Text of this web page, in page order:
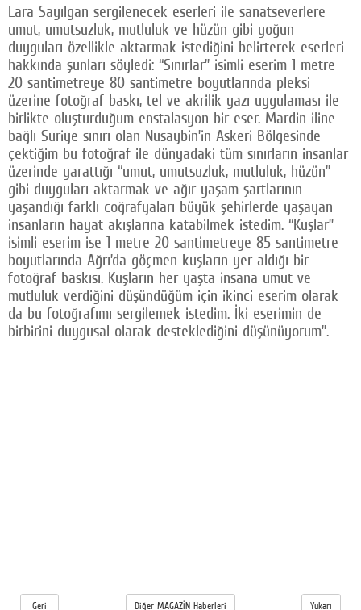
Lara Sayılgan sergilenecek eserleri ile sanatseverlere
umut, umutsuzluk, mutluluk ve hüzün gibi yoğun
duyguları özellikle aktarmak istediğini belirterek eserleri
hakkında şunları söyledi: “Sınırlar” isimli eserim 1 metre
20 santimetreye 80 santimetre boyutlarında pleksi
üzerine fotoğraf baskı, tel ve akrilik yazı uygulaması ile
birlikte oluşturduğum enstalasyon bir eser. Mardin iline
bağlı Suriye sınırı olan Nusaybin’in Askeri Bölgesinde
çektiğim bu fotoğraf ile dünyadaki tüm sınırların insanlar
üzerinde yarattığı “umut, umutsuzluk, mutluluk, hüzün”
gibi duyguları aktarmak ve ağır yaşam şartlarının
yaşandığı farklı coğrafyaları büyük şehirlerde yaşayan
insanların hayat akışlarına katabilmek istedim. “Kuşlar”
isimli eserim ise 1 metre 20 santimetreye 85 santimetre
boyutlarında Ağrı’da göçmen kuşların yer aldığı bir
fotoğraf baskısı. Kuşların her yaşta insana umut ve
mutluluk verdiğini düşündüğüm için ikinci eserim olarak
da bu fotoğrafımı sergilemek istedim. İki eserimin de
birbirini duygusal olarak desteklediğini düşünüyorum”.
Geri Diğer MAGAZİN Haberleri Yukarı